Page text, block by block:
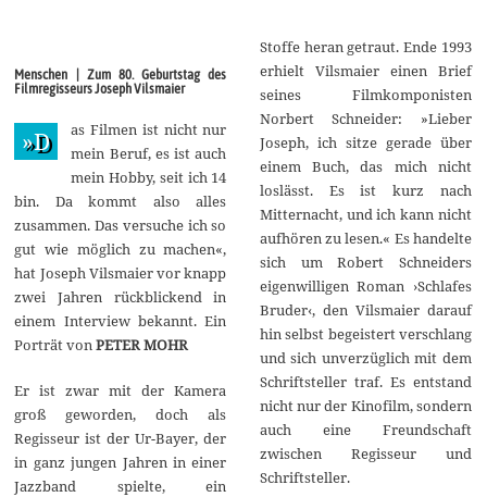
a
n
u
a
r
2
0
1
Menschen | Zum 80. Geburtstag des
Filmregisseurs Joseph Vilsmaier
»D
as Filmen ist nicht nur
mein Beruf, es ist auch
mein Hobby, seit ich 14
bin. Da kommt also alles
zusammen. Das versuche ich so
gut wie möglich zu machen«,
hat Joseph Vilsmaier vor knapp
zwei Jahren rückblickend in
einem Interview bekannt. Ein
Porträt vonPETER MOHR
Er ist zwar mit der Kamera
groß geworden, doch als
Regisseur ist der Ur-Bayer, der
in ganz jungen Jahren in einer
Jazzband spielte, ein
Stoffe heran getraut. Ende 1993
erhielt Vilsmaier einen Brief
seines Filmkomponisten
Norbert Schneider: »Lieber
Joseph, ich sitze gerade über
einem Buch, das mich nicht
loslässt. Es ist kurz nach
Mitternacht, und ich kann nicht
aufhören zu lesen.« Es handelte
sich um Robert Schneiders
eigenwilligen Roman ›Schlafes
Bruder‹, den Vilsmaier darauf
hin selbst begeistert verschlang
und sich unverzüglich mit dem
Schriftsteller traf. Es entstand
nicht nur der Kinofilm, sondern
auch eine Freundschaft
zwischen Regisseur und
Schriftsteller.